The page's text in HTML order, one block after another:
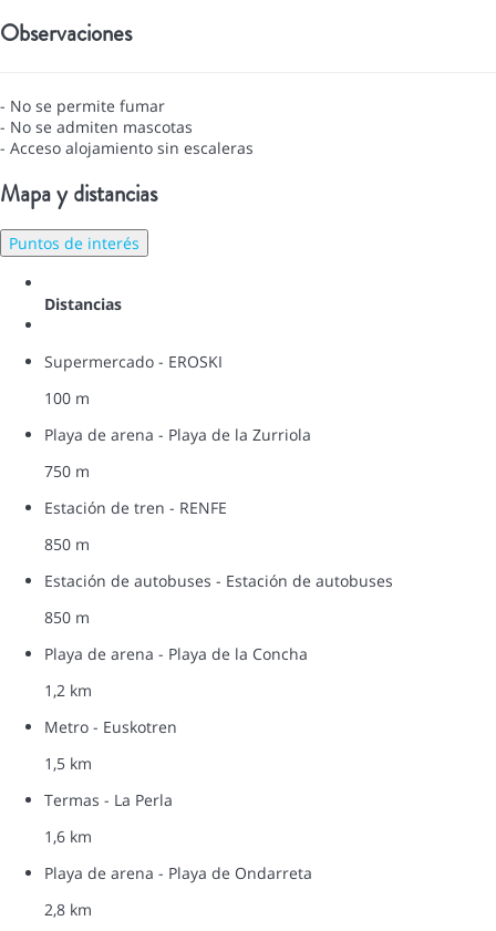
Observaciones
- No se permite fumar
- No se admiten mascotas
- Acceso alojamiento sin escaleras
Mapa y distancias
Puntos de interés
Distancias
Supermercado - EROSKI
100 m
Playa de arena - Playa de la Zurriola
750 m
Estación de tren - RENFE
850 m
Estación de autobuses - Estación de autobuses
850 m
Playa de arena - Playa de la Concha
1,2 km
Metro - Euskotren
1,5 km
Termas - La Perla
1,6 km
Playa de arena - Playa de Ondarreta
2,8 km